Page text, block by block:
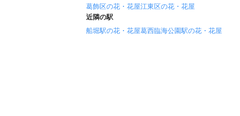
葛飾区の花・花屋江東区の花・花屋
近隣の駅
船堀駅の花・花屋葛西臨海公園駅の花・花屋